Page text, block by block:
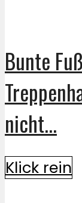
Bunte
nicht...
Klick rein